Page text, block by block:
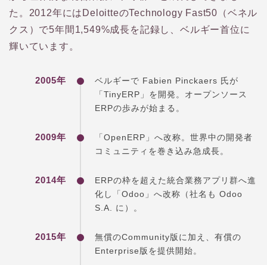
た。2012年にはDeloitteのTechnology Fast50（ベネル
クス）で5年間1,549%成長を記録し、ベルギー首位に
輝いています。
2005年
ベルギーで Fabien Pinckaers 氏が
「TinyERP」を開発。オープンソース
ERPの歩みが始まる。
2009年
「OpenERP」へ改称。世界中の開発者
コミュニティを巻き込み急成長。
2014年
ERPの枠を超えた統合業務アプリ群へ進
化し「Odoo」へ改称（社名も Odoo
S.A. に）。
2015年
無償のCommunity版に加え、有償の
Enterprise版を提供開始。